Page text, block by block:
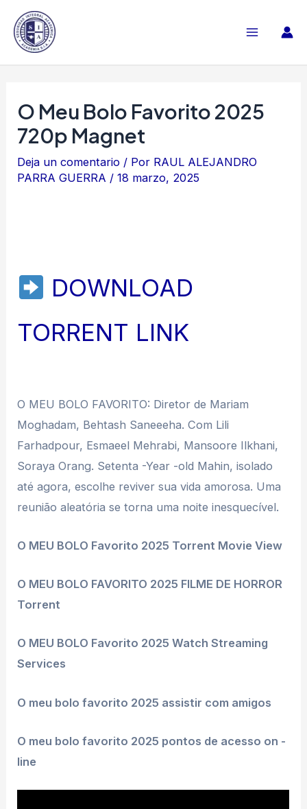
contenido
O Meu Bolo Favorito 2025
720p Magnet
Deja un comentario / Por RAUL ALEJANDRO
PARRA GUERRA /18 marzo, 2025
DOWNLOAD
TORRENT LINK
O MEU BOLO FAVORITO: Diretor de Mariam
Moghadam, Behtash Saneeeha. Com Lili
Farhadpour, Esmaeel Mehrabi, Mansoore Ilkhani,
Soraya Orang. Setenta -Year -old Mahin, isolado
até agora, escolhe reviver sua vida amorosa. Uma
reunião aleatória se torna uma noite inesquecível.
O MEU BOLO Favorito 2025 Torrent Movie View
O MEU BOLO FAVORITO 2025 FILME DE HORROR
Torrent
O MEU BOLO Favorito 2025 Watch Streaming
Services
O meu bolo favorito 2025 assistir com amigos
O meu bolo favorito 2025 pontos de acesso on -
line